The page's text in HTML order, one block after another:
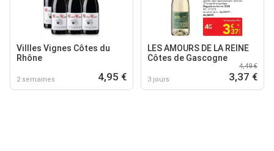
Villles Vignes Côtes du
Rhône
2 semaines 4,95 €
LES AMOURS DE LA REINE
Côtes de Gascogne
3 jours
4,49 €
3,37 €